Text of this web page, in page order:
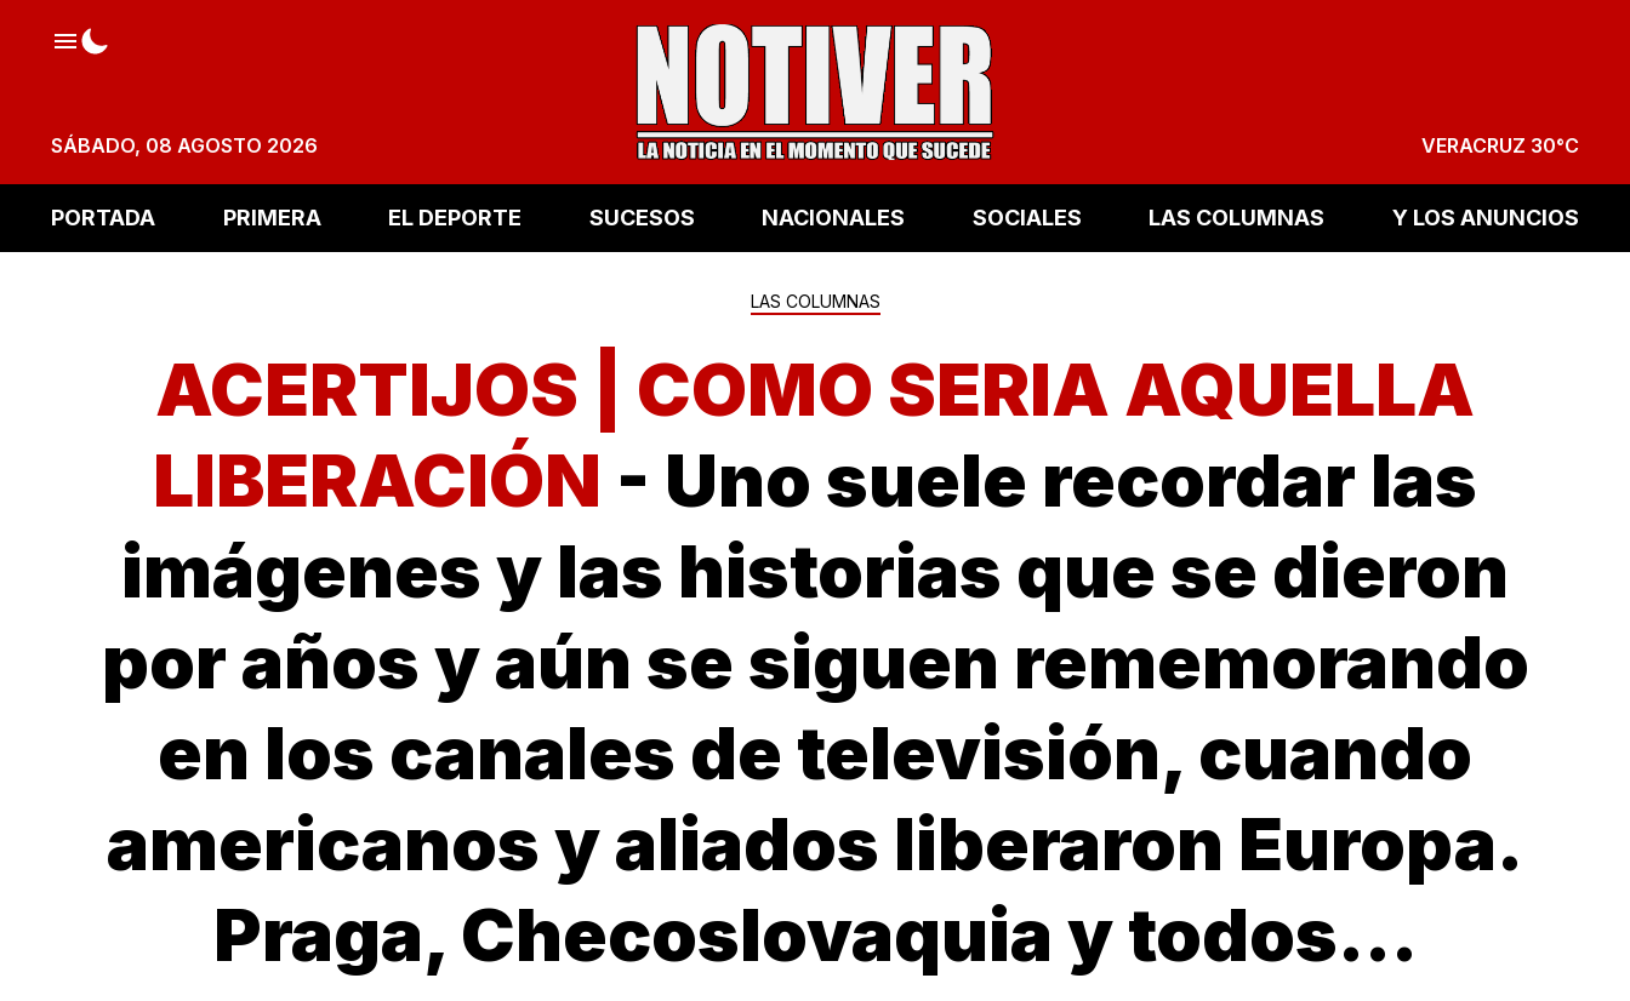
SÁBADO, 08 AGOSTO 2026 VERACRUZ 30°C
PORTADA PRIMERA EL DEPORTE SUCESOS NACIONALES SOCIALES LAS COLUMNAS Y LOS ANUNCIOS
LAS COLUMNAS
ACERTIJOS | COMO SERIA AQUELLA
LIBERACIÓN - Uno suele recordar las
imágenes y las historias que se dieron
por años y aún se siguen rememorando
en los canales de televisión, cuando
americanos y aliados liberaron Europa.
Praga, Checoslovaquia y todos…